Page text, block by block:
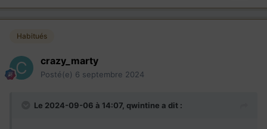
Habitués
crazy_marty
Posté(e) 6 septembre 2024
Le 2024-09-06 à 14:07, qwintine a dit :